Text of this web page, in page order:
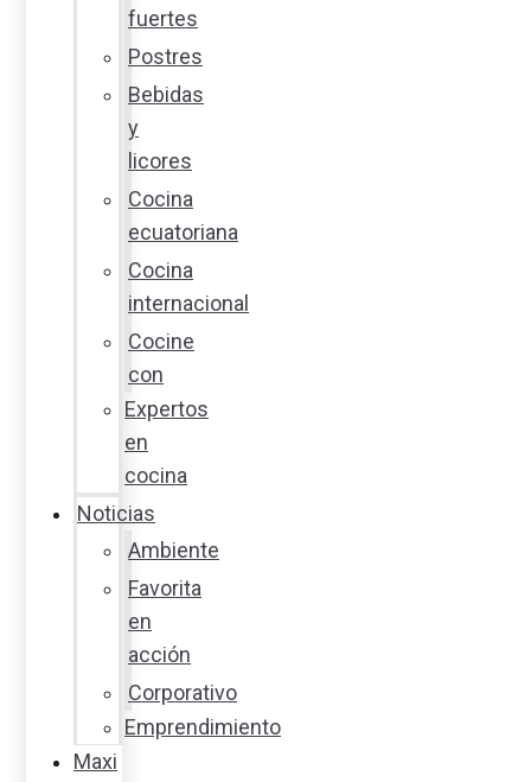
fuertes
Postres
Bebidas
y
licores
Cocina
ecuatoriana
Cocina
internacional
Cocine
con
Expertos
en
cocina
Noticias
Ambiente
Favorita
en
acción
Corporativo
Emprendimiento
Maxi